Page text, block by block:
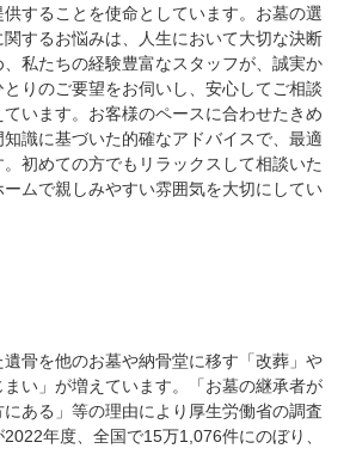
することを使命としています。お墓の選
するお悩みは、人生において大切な決断
私たちの経験豊富なスタッフが、誠実か
りのご要望をお伺いし、安心してご相談
います。お客様のペースに合わせたきめ
識に基づいた的確なアドバイスで、最適
初めての方でもリラックスして相談いた
ムで親しみやすい雰囲気を大切にしてい
骨を他のお墓や納骨堂に移す「改葬」や
い」が増えています。「お墓の継承者が
ある」等の理由により厚生労働省の調査
年度、全国で15万1,076件にのぼり、